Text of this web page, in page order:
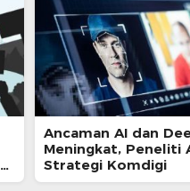
Ancaman AI dan
Meningkat, Peneliti
Strategi Komdigi